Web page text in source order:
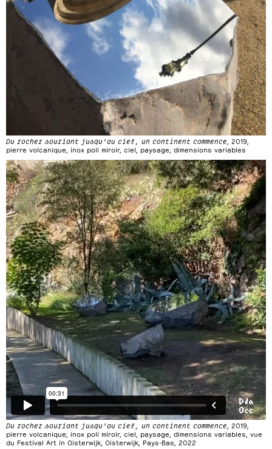
Du rocher souriant jusqu’au ciel, un continent commence , 2019,
pierre volcanique, inox poli miroir, ciel, paysage, dimensions variables
Du rocher souriant jusqu’au ciel, un continent commence , 2019,
pierre volcanique, inox poli miroir, ciel, paysage, dimensions variables, vue
du Festival Art in Oisterwijk, Oisterwijk, Pays-Bas, 2022